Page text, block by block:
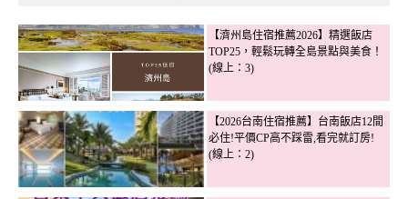
【濟州島住宿推薦2026】精選飯店
TOP25，輕鬆玩轉全島景點與美食！
(線上：3)
【2026台南住宿推薦】台南飯店12間
必住!平價CP高不踩雷,看完就訂房!
(線上：2)